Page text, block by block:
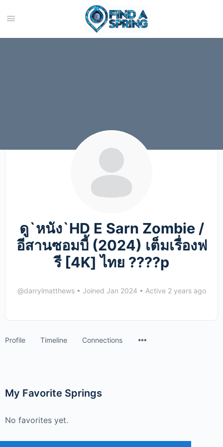
ดู`หนัง`HD E Sarn Zombie /
อีสานซอมบี้ (2024) เต็มเรื่องฟ
รี [4K] ไทย ????p
@darrylmatthews • Joined Jan 2024 • Active 2 years ago
Profile Timeline Connections
My Favorite Springs
No favorites yet.